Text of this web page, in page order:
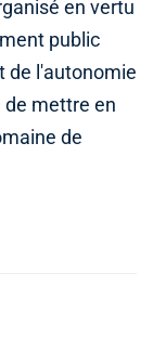
en vertu
public
de l'autonomie
de mettre en
de